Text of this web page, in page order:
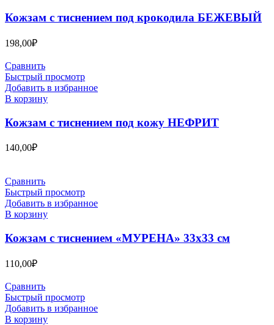
Кожзам с тиснением под крокодила БЕЖЕВЫЙ
198,00₽
Сравнить
Быстрый просмотр
Добавить в избранное
В корзину
Кожзам с тиснением под кожу НЕФРИТ
140,00₽
Сравнить
Быстрый просмотр
Добавить в избранное
В корзину
Кожзам с тиснением «МУРЕНА» 33х33 см
110,00₽
Сравнить
Быстрый просмотр
Добавить в избранное
В корзину